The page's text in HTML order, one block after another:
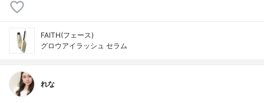
FAITH(フェース)
グロウアイラッシュ セラム
れな